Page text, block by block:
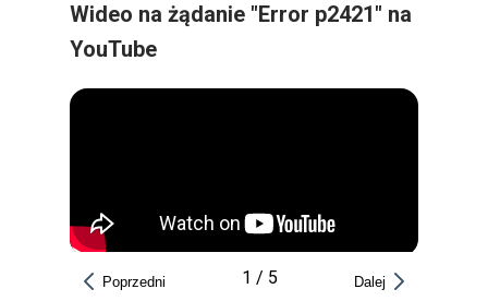
Wideo na żądanie "Error p2421" na
YouTube
Poprzedni 1 / 5 Dalej